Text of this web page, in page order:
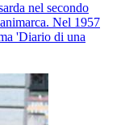
nel secondo
Nel 1957
'Diario di una